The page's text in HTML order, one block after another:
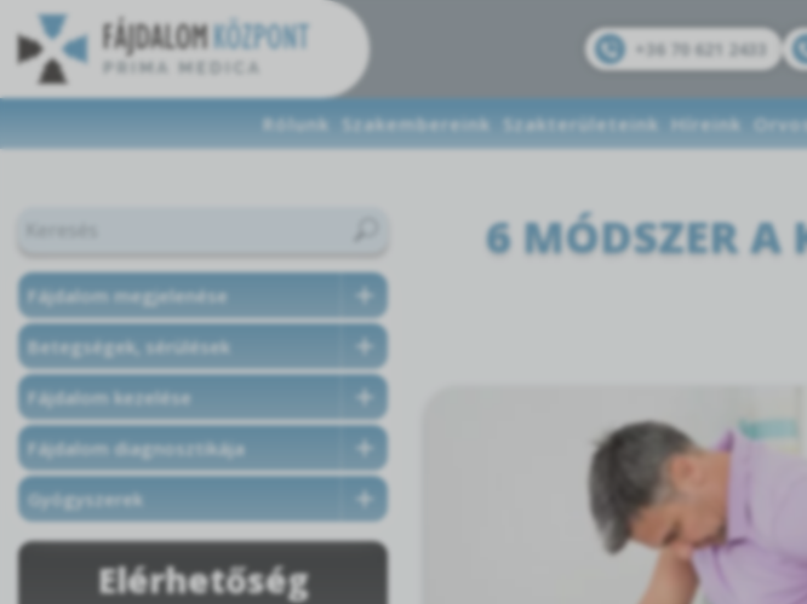
+36 70 621 2433
Rólunk Szakembereink Szakterületeink Híreink
Fájdalom megjelenése
Betegségek, sérülések
Fájdalom kezelése
Fájdalom diagnosztikája
Gyógyszerek
Elérhetőség
6 MÓDSZER A